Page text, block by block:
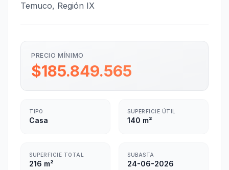
Temuco, Región IX
PRECIO MÍNIMO
$185.849.565
TIPO
Casa
SUPERFICIE ÚTIL
140 m²
SUPERFICIE TOTAL
216 m²
SUBASTA
24-06-2026